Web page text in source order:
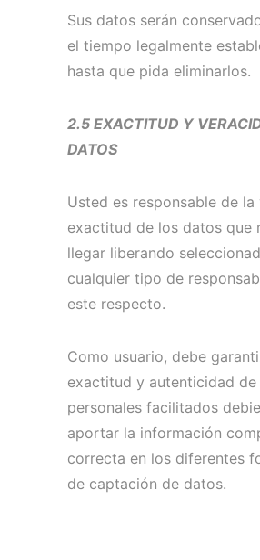
Sus datos serán
el tiempo legalmente
hasta que pida eliminarlos.
2.5 EXACTITUD Y
DATOS
Usted es responsable de
exactitud de los datos que
llegar liberando
cualquier tipo de
este respecto.
Como usuario, debe
exactitud y autenticidad
personales facilitados
aportar la información
correcta en los diferentes
de captación de datos.